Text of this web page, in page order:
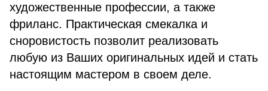
художественные профессии, а также
фриланс. Практическая смекалка и
сноровистость позволит реализовать
любую из Ваших оригинальных идей и стать
настоящим мастером в своем деле.